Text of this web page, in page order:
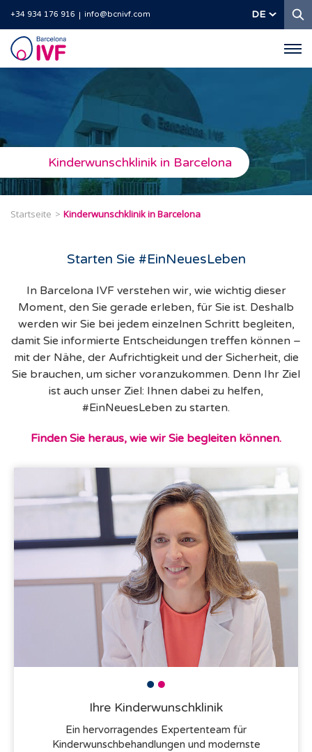
+34 934 176 916 info@bcnivf.com DE
Barcelona
IVF
Kinderwunschklinik in Barcelona
Startseite Kinderwunschklinik in Barcelona
Starten Sie #EinNeuesLeben
In Barcelona IVF verstehen wir, wie wichtig dieser
Moment, den Sie gerade erleben, für Sie ist. Deshalb
werden wir Sie bei jedem einzelnen Schritt begleiten,
damit Sie informierte Entscheidungen treffen können –
mit der Nähe, der Aufrichtigkeit und der Sicherheit, die
Sie brauchen, um sicher voranzukommen. Denn Ihr Ziel
ist auch unser Ziel: Ihnen dabei zu helfen,
#EinNeuesLeben zu starten.
Finden Sie heraus, wie wir Sie begleiten können.
Ihre Kinderwunschklinik
Ein hervorragendes Expertenteam für
Kinderwunschbehandlungen und modernste